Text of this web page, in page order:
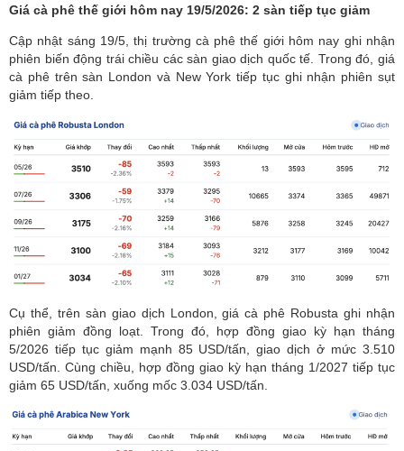
Giá cà phê thế giới hôm nay 19/5/2026: 2 sàn tiếp tục giảm
Cập nhật sáng 19/5,thị trường cà phê thế giới hôm nay ghi nhận
phiên biến động trái chiều các sàn giao dịch quốc tế. Trong đó, giá
cà phê trên sàn London và New York tiếp tục ghi nhận phiên sụt
giảm tiếp theo.
Cụ thể, trên sàn giao dịch London, giá cà phê Robusta ghi nhận
phiên giảm đồng loạt. Trong đó, hợp đồng giao kỳ hạn tháng
5/2026 tiếp tục giảm mạnh 85 USD/tấn, giao dịch ở mức 3.510
USD/tấn. Cùng chiều, hợp đồng giao kỳ hạn tháng 1/2027 tiếp tục
giảm 65 USD/tấn, xuống mốc 3.034 USD/tấn.